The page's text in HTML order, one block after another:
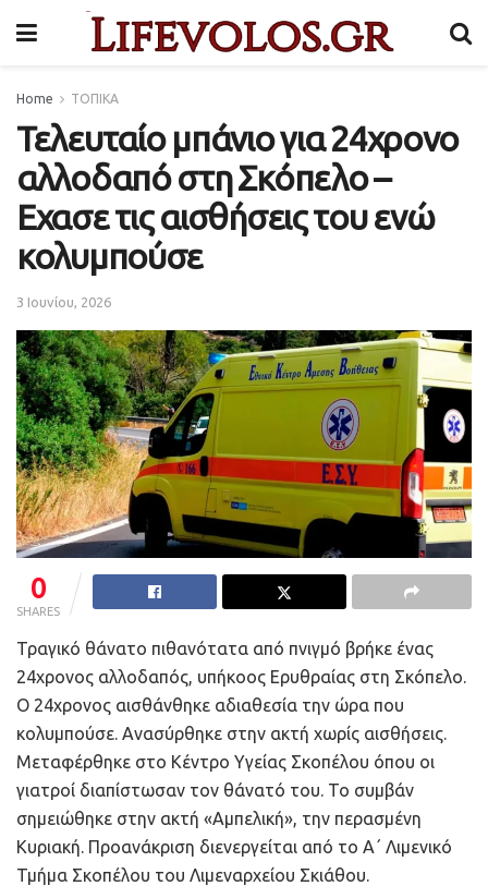
Home ΤΟΠΙΚΑ
Τελευταίο μπάνιο για 24χρονο
αλλοδαπό στη Σκόπελο –
Εχασε τις αισθήσεις του ενώ
κολυμπούσε
3 Ιουνίου, 2026
0
SHARES
Τραγικό θάνατο πιθανότατα από πνιγμό βρήκε ένας
24χρονος αλλοδαπός, υπήκοος Ερυθραίας στη Σκόπελο.
Ο 24χρονος αισθάνθηκε αδιαθεσία την ώρα που
κολυμπούσε. Ανασύρθηκε στην ακτή χωρίς αισθήσεις.
Μεταφέρθηκε στο Κέντρο Υγείας Σκοπέλου όπου οι
γιατροί διαπίστωσαν τον θάνατό του. Το συμβάν
σημειώθηκε στην ακτή «Αμπελική», την περασμένη
Κυριακή. Προανάκριση διενεργείται από το Α΄ Λιμενικό
Τμήμα Σκοπέλου του Λιμεναρχείου Σκιάθου.